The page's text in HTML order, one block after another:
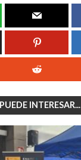
INTERESAR...